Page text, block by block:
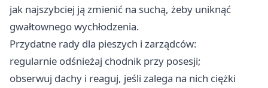
jak najszybciej ją zmienić na suchą, żeby uniknąć
gwałtownego wychłodzenia.
Przydatne rady dla pieszych i zarządców:
regularnie odśnieżaj chodnik przy posesji;
obserwuj dachy i reaguj, jeśli zalega na nich ciężki